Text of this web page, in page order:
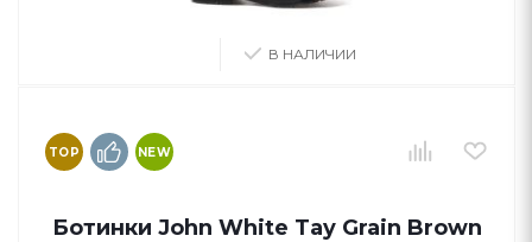
В НАЛИЧИИ
TOP NEW
Ботинки John White Tay Grain Brown